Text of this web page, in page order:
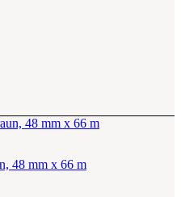
48 mm x 66 m